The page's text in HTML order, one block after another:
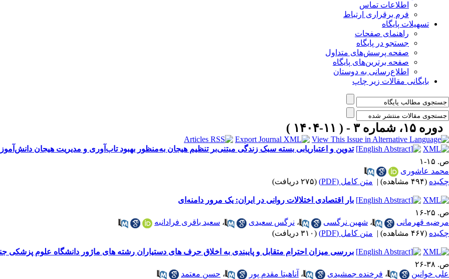
اطلاعات تماس
فرم برقراری ارتباط
تسهیلات پایگاه
راهنمای صفحات
جستجو در پایگاه
صفحه پرسش‌های متداول
صفحه برترین‌های پایگاه
اطلاع‌رسانی به دوستان
بایگانی مقالات زیر چاپ
دوره ۱۵، شماره ۳ - ( ۱۱-۱۴۰۴ )
تدوین و اعتباریابی بسته سبک زندگی مبتنی‌بر تنظیم هیجان به‌منظور بهبود تاب‌آوری و مدیریت هیجان
ص. ۱۵-۱
محمد عاشوری
چکیده (۴۹۴ مشاهده) | متن کامل (PDF) (۲۷۵ دریافت)
بار اقتصادی اختلالات روانی در ایران: یک مرور دامنه‌ای
ص. ۲۵-۱۶
مرضیه قهرمانی
، شهین نرگسی ، نرگس سعیدی ، سعید باقری فرادانبه
چکیده (۴۶۷ مشاهده) | متن کامل (PDF) (۳۱۰ دریافت)
بررسی میزان احترام متقابل و پایبندی به اخلاق حرف های دستیاران رشته های ماژور دانشگاه علوم پزشکی
ص. ۳۸-۲۶
علی خوانین
، فرخنده جمشیدی ، آناهیتا مقدم پور ، حسن معتمد